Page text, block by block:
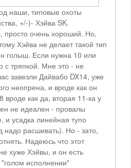
наши, типовые охоты
+/-)- Хэйва SK.
очень хороший. Но,
Хэйва не делает такой тип
голыш. Если нужна 10 или
с тряпкой. Мне это - не
завезли Дайвабо DX14, уже
неопрена, и вроде как он
как да, вторая 11-ка у
не идеален - провалы
и усадка линейная тупо
надо расшивать). Но - зато,
Надеюсь что этот
хуже Хэйвы, и он есть
исполнении"